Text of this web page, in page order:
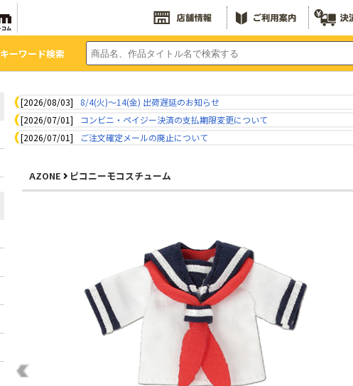
キーワード検索
[2026/08/03]
8/4(火)～14(金) 出荷遅延のお知らせ
[2026/07/01]
コンビニ・ペイジー決済の支払期限変更について
[2026/07/01]
ご注文確定メールの廃止について
AZONE ピコニーモコスチューム